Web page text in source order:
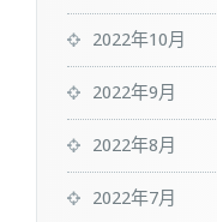
2022年10月
2022年9月
2022年8月
2022年7月